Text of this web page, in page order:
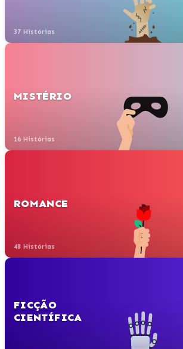
37 Histórias
MISTÉRIO
16 Histórias
ROMANCE
48 Histórias
FICÇÃO
CIENTÍFICA